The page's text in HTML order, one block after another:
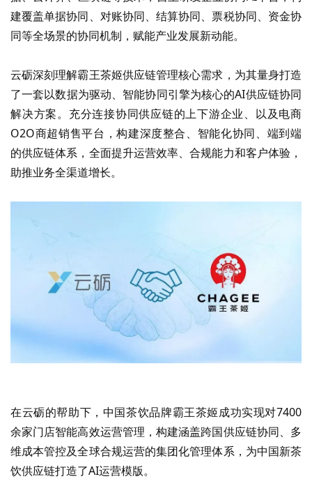
建覆盖单据协同、对账协同、结算协同、票税协同、资金协
同等全场景的协同机制，赋能产业发展新动能。
云砺深刻理解霸王茶姬供应链管理核心需求，为其量身打造
了一套以数据为驱动、智能协同引擎为核心的AI供应链协同
解决方案。充分连接协同供应链的上下游企业、以及电商
O2O商超销售平台，构建深度整合、智能化协同、端到端
的供应链体系，全面提升运营效率、合规能力和客户体验，
助推业务全渠道增长。
在云砺的帮助下，中国茶饮品牌霸王茶姬成功实现对7400
余家门店智能高效运营管理，构建涵盖跨国供应链协同、多
维成本管控及全球合规运营的集团化管理体系，为中国新茶
饮供应链打造了AI运营模版。